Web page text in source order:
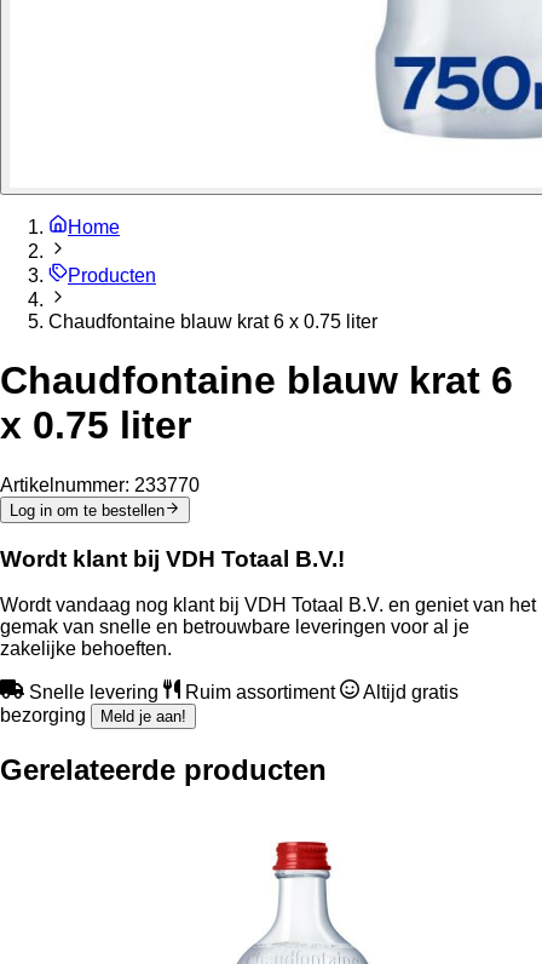
Home
Producten
Chaudfontaine blauw krat 6 x 0.75 liter
Chaudfontaine blauw krat 6
x 0.75 liter
Artikelnummer: 233770
Log in om te bestellen
Wordt klant bij VDH Totaal B.V.!
Wordt vandaag nog klant bij VDH Totaal B.V. en geniet van het
gemak van snelle en betrouwbare leveringen voor al je
zakelijke behoeften.
Snelle levering Ruim assortiment
Altijd gratis
bezorging
Meld je aan!
Gerelateerde producten